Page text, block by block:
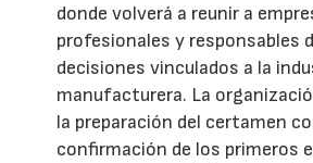
donde volverá a reunir a
profesionales y responsables
decisiones vinculados a la
manufacturera. La
la preparación del certamen
confirmación de los primeros